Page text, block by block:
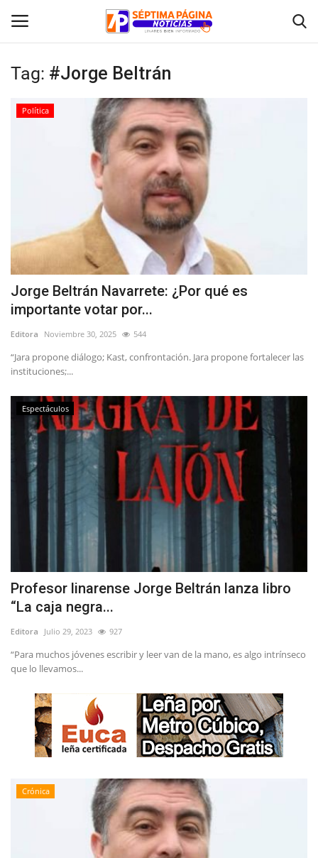
Deporte
Política
Espectáculos
Tag: #Jorge Beltrán
Política
Jorge Beltrán Navarrete: ¿Por qué es
importante votar por...
Editora Noviembre 30, 2025 544
“Jara propone diálogo; Kast, confrontación. Jara propone fortalecer las
instituciones;...
Espectáculos
Profesor linarense Jorge Beltrán lanza libro
“La caja negra...
Editora Julio 29, 2023 927
“Para muchos jóvenes escribir y leer van de la mano, es algo intrínseco
que lo llevamos...
Crónica